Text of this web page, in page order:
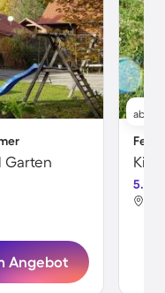
Garten
Angebot
ab
5.0